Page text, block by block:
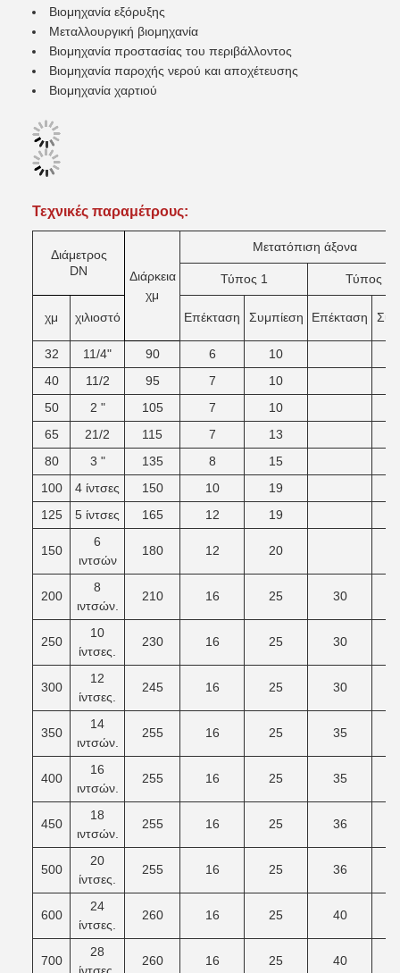
Βιομηχανία εξόρυξης
Μεταλλουργική βιομηχανία
Βιομηχανία προστασίας του περιβάλλοντος
Βιομηχανία παροχής νερού και αποχέτευσης
Βιομηχανία χαρτιού
Τεχνικές παραμέτρους:
Διάμετρος
DN
Διάρκεια
χμ
Μετατόπιση άξονα
Τύπος 1 Τύπος 2
χμ χιλιοστό Επέκταση Συμπίεση Επέκταση
32 11/4" 90 6
10
40
11/2 95 7
10
50
2 " 105 7
10
65
21/2 115 7
13
80
3 " 135 8
15
100
4 ίντσες 150 10
19
125
5 ίντσες 165 12 19
150
6
ιντσών
180 12 20
200
8
ιντσών.
210 16 25 30
250
10
ίντσες.
230 16 25 30
300
12
ίντσες.
245 16 25 30
350
14
ιντσών.
255 16 25 35
400
16
ιντσών.
255 16 25 35
450
18
ιντσών.
255 16 25 36
500
20
ίντσες.
255 16 25 36
600
24
ίντσες.
260 16 25 40
700
28
260 16 25 40